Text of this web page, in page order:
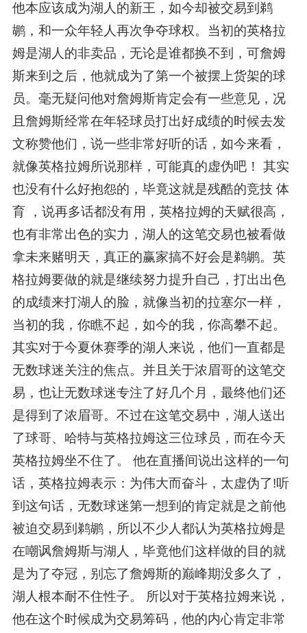
他本应该成为湖人的新王，如今却被交易到鹈
鹕，和一众年轻人再次争夺球权。当初的英格拉
姆是湖人的非卖品，无论是谁都换不到，可詹姆
斯来到之后，他就成为了第一个被摆上货架的球
员。毫无疑问他对詹姆斯肯定会有一些意见，况
且詹姆斯经常在年轻球员打出好成绩的时候去发
文称赞他们，说一些非常好听的话，如今来看，
就像英格拉姆所说那样，可能真的虚伪吧！ 其实
也没有什么好抱怨的，毕竟这就是残酷的竞技 体
育 ，说再多话都没有用，英格拉姆的天赋很高，
也有非常出色的实力，湖人的这笔交易也被看做
拿未来赌明天，真正的赢家搞不好会是鹈鹕。英
格拉姆要做的就是继续努力提升自己，打出出色
的成绩来打湖人的脸，就像当初的拉塞尔一样，
当初的我，你瞧不起，如今的我，你高攀不起。
其实对于今夏休赛季的湖人来说，他们一直都是
无数球迷关注的焦点。并且关于浓眉哥的这笔交
易，也让无数球迷专注了好几个月，最终他们还
是得到了浓眉哥。不过在这笔交易中，湖人送出
了球哥、哈特与英格拉姆这三位球员，而在今天
英格拉姆坐不住了。 他在直播间说出这样的一句
话，英格拉姆表示：为伟大而奋斗，太虚伪了!听
到这句话，无数球迷第一想到的肯定就是之前他
被迫交易到鹈鹕，所以不少人都认为英格拉姆是
在嘲讽詹姆斯与湖人，毕竟他们这样做的目的就
是为了夺冠，别忘了詹姆斯的巅峰期没多久了，
湖人根本耐不住性子。 所以对于英格拉姆来说，
他在这个时候成为交易筹码，他的内心肯定非常